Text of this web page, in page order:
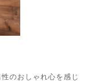
のおしゃれ心を感じ